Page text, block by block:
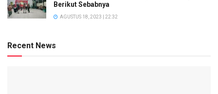
Berikut Sebabnya
AGUSTUS 18, 2023 | 22:32
Recent News